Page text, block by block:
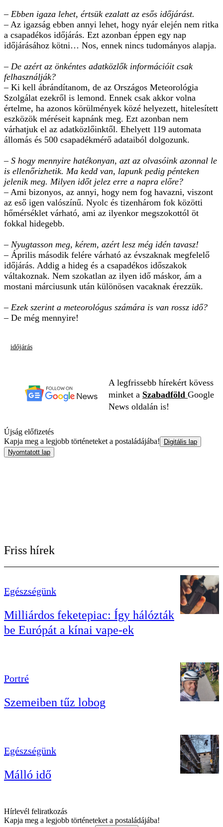
– Ebben igaza lehet, értsük ezalatt az esős időjárást.
– Az igazság ebben annyi lehet, hogy nyár elején nem ritka
a csapadékos időjárás. Ezt azonban éppen egy nap
időjárásához kötni… Nos, ennek nincs tudományos alapja.
– De azért az önkéntes adatközlők információit csak
felhasználják?
– Ki kell ábrándítanom, de az Országos Meteorológia
Szolgálat ezekről is lemond. Ennek csak akkor volna
értelme, ha azonos körülmények közé helyezett, hitelesített
eszközök méréseit kapnánk meg. Ezt azonban nem
várhatjuk el az adatközlőinktől. Ehelyett 119 automata
állomás és 500 csapadékmérő adataiból dolgozunk.
– S hogy mennyire hatékonyan, azt az olvasóink azonnal le
is ellenőrizhetik. Ma kedd van, lapunk pedig pénteken
jelenik meg. Milyen időt jelez erre a napra előre?
– Ami bizonyos, az annyi, hogy nem fog havazni, viszont
az eső igen valószínű. Nyolc és tizenhárom fok közötti
hőmérséklet várható, ami az ilyenkor megszokottól öt
fokkal hidegebb.
– Nyugtasson meg, kérem, azért lesz még idén tavasz!
– Április második felére várható az évszaknak megfelelő
időjárás. Addig a hideg és a csapadékos időszakok
váltakoznak. Nem szokatlan az ilyen idő máskor, ám a
mostani márciusunk után különösen vacaknak érezzük.
– Ezek szerint a meteorológus számára is van rossz idő?
– De még mennyire!
időjárás
A legfrissebb hírekért kövess
minket a Szabadföld Google
News oldalán is!
Újság előfizetés
Kapja meg a legjobb történeteket a postaládájába!
Digitális lap
Nyomtatott lap
Friss hírek
Egészségünk
Milliárdos feketepiac: Így hálózták
be Európát a kínai vape-ek
Portré
Szemeiben tűz lobog
Egészségünk
Málló idő
Hírlevél feliratkozás
Kapja meg a legjobb történeteket a postaládájába!